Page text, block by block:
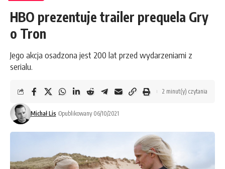
HBO prezentuje trailer prequela Gry
o Tron
Jego akcja osadzona jest 200 lat przed wydarzeniami z
serialu.
Michał Lis Opublikowany 06/10/2021
2 minut(y) czytania